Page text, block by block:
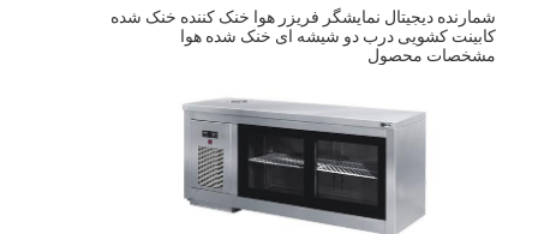
شمارنده دیجیتال نمایشگر فریزر هوا خنک کننده خنک شده
کابینت کشویی درب دو شیشه ای خنک شده هوا
مشخصات محصول